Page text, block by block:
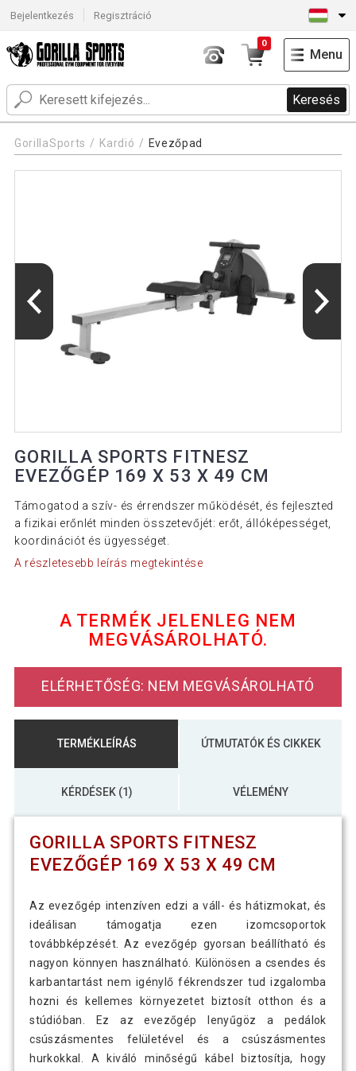
Bejelentkezés Regisztráció
Keresés
0
Menu
GorillaSports Kardió Evezőpad
GORILLA SPORTS FITNESZ
EVEZŐGÉP 169 X 53 X 49 CM
Támogatod a szív- és érrendszer működését, és fejleszted
a fizikai erőnlét minden összetevőjét: erőt, állóképességet,
koordinációt és ügyességet.
A részletesebb leírás megtekintése
A TERMÉK JELENLEG NEM
MEGVÁSÁROLHATÓ.
ELÉRHETŐSÉG: NEM MEGVÁSÁROLHATÓ
TERMÉKLEÍRÁS ÚTMUTATÓK ÉS CIKKEK
KÉRDÉSEK (1) VÉLEMÉNY
GORILLA SPORTS FITNESZ
EVEZŐGÉP 169 X 53 X 49 CM
Az evezőgép intenzíven edzi a váll- és hátizmokat, és
ideálisan támogatja ezen izomcsoportok
továbbképzését. Az evezőgép gyorsan beállítható és
nagyon könnyen használható. Különösen a csendes és
karbantartást nem igénylő fékrendszer tud izgalomba
hozni és kellemes környezetet biztosít otthon és a
stúdióban. Ez az evezőgép lenyűgöz a pedálok
csúszásmentes felületével és a csúszásmentes
hurkokkal. A kiváló minőségű kábel biztosítja, hogy